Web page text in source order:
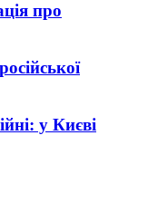
про
у Києві